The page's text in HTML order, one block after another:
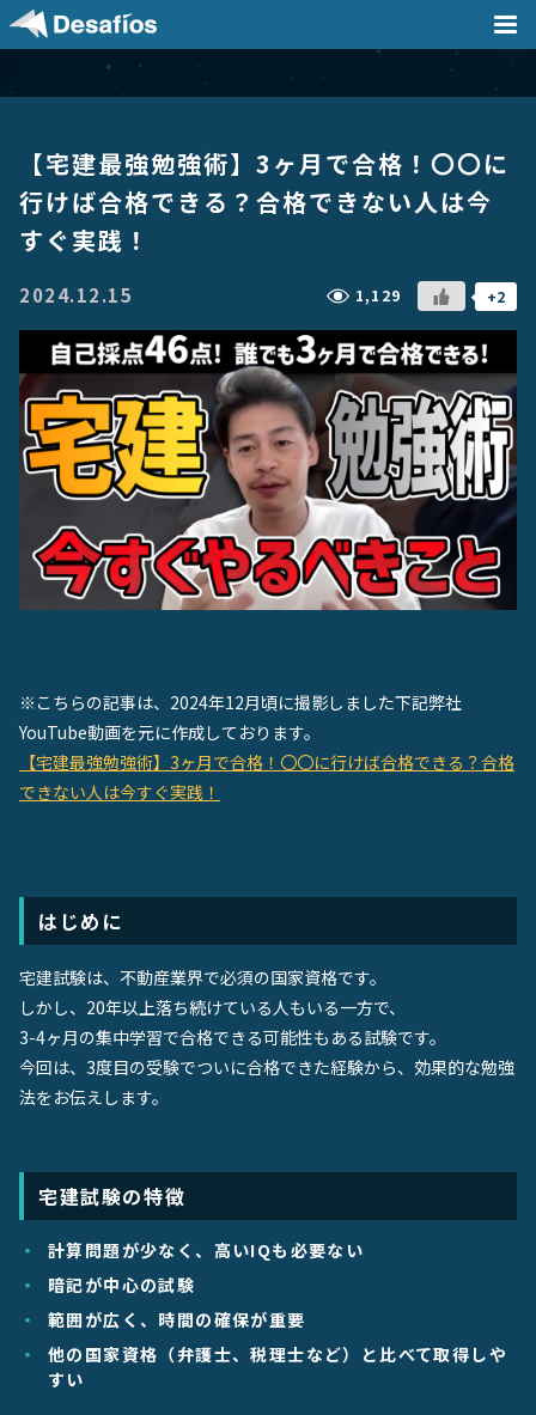
会社案内
事業内容
採用情報
実績
ニュース / ブログ
DX支援記事
お役立ち動画
お問い合わせ
【宅建最強勉強術】3ヶ月で合格！〇〇に
行けば合格できる？合格できない人は今
すぐ実践！
2024.12.15 1,129 +2
※こちらの記事は、2024年12月頃に撮影しました下記弊社
YouTube動画を元に作成しております。
【宅建最強勉強術】3ヶ月で合格！〇〇に行けば合格できる？合格
できない人は今すぐ実践！
はじめに
宅建試験は、不動産業界で必須の国家資格です。
しかし、20年以上落ち続けている人もいる一方で、
3-4ヶ月の集中学習で合格できる可能性もある試験です。
今回は、3度目の受験でついに合格できた経験から、効果的な勉強
法をお伝えします。
宅建試験の特徴
計算問題が少なく、高いIQも必要ない
暗記が中心の試験
範囲が広く、時間の確保が重要
他の国家資格（弁護士、税理士など）と比べて取得しや
すい